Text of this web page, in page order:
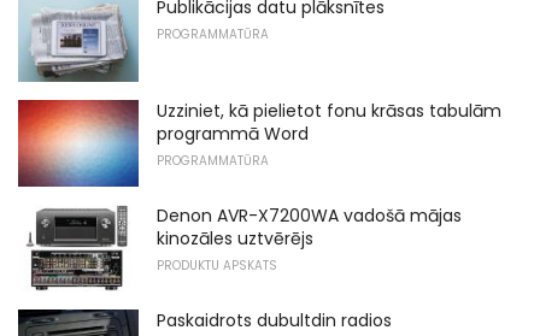
Publikācijas datu plāksnītes
PROGRAMMATŪRA
Uzziniet, kā pielietot fonu krāsas tabulām
programmā Word
PROGRAMMATŪRA
Denon AVR-X7200WA vadošā mājas
kinozāles uztvērējs
PRODUKTU APSKATS
Paskaidrots dubultdin radios